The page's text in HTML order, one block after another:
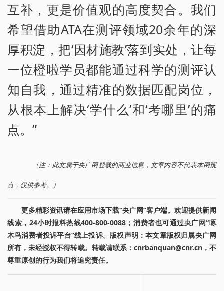
互补，更是价值观的高度契合。我们
希望借助ATA在测评领域20余年的深
厚积淀，把‘因材施教’落到实处，让每
一位橙啦学员都能通过科学的测评认
知自我，通过精准的数据匹配岗位，
从根本上解决‘学什么’和‘考哪里’的痛
点。”
（注：此文属于央广网登载的商业信息，文章内容不代表本网观
点，仅供参考。）
更多精彩资讯请在应用市场下载“央广网”客户端。欢迎提供新闻
线索，24小时报料热线400-800-0088；消费者也可通过央广网“啄
木鸟消费者投诉平台”线上投诉。版权声明：本文章版权归属央广网
所有，未经授权不得转载。转载请联系：cnrbanquan@cnr.cn，不
尊重原创的行为我们将追究责任。